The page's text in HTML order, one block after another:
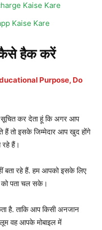
Kaise Kare
Kaise Kare
कैसे हैक करें
Purpose, Do
कर देता हूं कि अगर आप
हैं तो इसके जिम्मेदार आप खुद होंगे
रहे हैं।
बता रहे हैं. हम आपको इसके लिए
पता चल सके।
है. ताकि आप किसी अनजान
वह आपके मोबाइल में